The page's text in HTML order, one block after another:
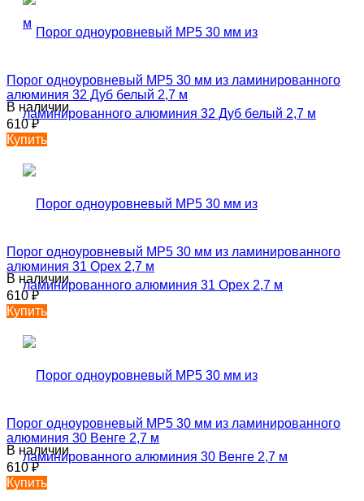
Порог одноуровневый MP5 30 мм из ламинированного
алюминия 32 Дуб белый 2,7 м
В наличии
610₽
Купить
Порог одноуровневый MP5 30 мм из ламинированного
алюминия 31 Орех 2,7 м
В наличии
610₽
Купить
Порог одноуровневый MP5 30 мм из ламинированного
алюминия 30 Венге 2,7 м
В наличии
610₽
Купить